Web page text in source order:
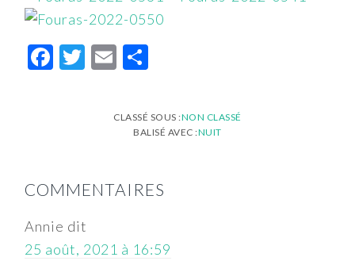
Facebook
Twitter
Email
CLASSÉ SOUS :NON CLASSÉ
BALISÉ AVEC :NUIT
DU
LECTEUR
COMMENTAIRES
Annie dit
25 août, 2021 à 16:59